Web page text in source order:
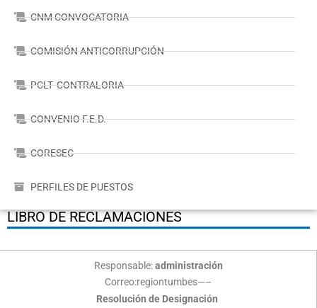
CNM CONVOCATORIA
COMISIÓN ANTICORRUPCIÓN
PCLT- CONTRALORIA
CONVENIO F.E.D.
CORESEC
PERFILES DE PUESTOS
LIBRO DE RECLAMACIONES
Responsable:administración
Correo:regiontumbes—–
Resolución de Designación